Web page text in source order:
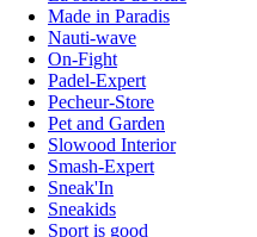
Made in Paradis
Nauti-wave
On-Fight
Padel-Expert
Pecheur-Store
Pet and Garden
Slowood Interior
Smash-Expert
Sneak'In
Sneakids
Sport is good